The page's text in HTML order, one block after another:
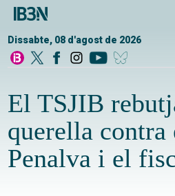
Dissabte, 08 d'agost de 2026
El TSJIB
querella contra
Penalva i el